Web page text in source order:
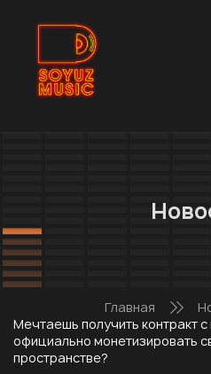
Главная
Мечтаешь получить контракт
официально монетизировать
пространстве?